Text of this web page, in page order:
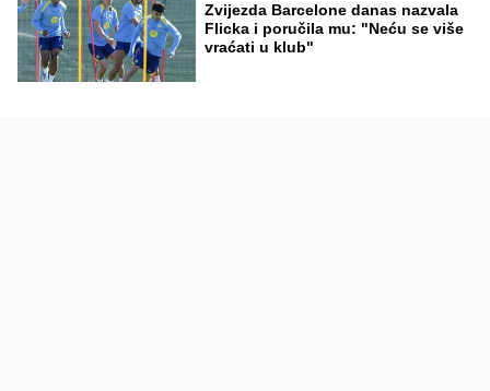
Zvijezda Barcelone danas nazvala
Flicka i poručila mu: "Neću se više
vraćati u klub"